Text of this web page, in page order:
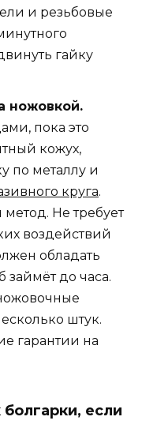
и резьбовые
гайку
ножовкой.
пока это
кожух,
по металлу и
круга.
Не требует
воздействий
обладать
займёт до часа.
штук.
гарантии на
если